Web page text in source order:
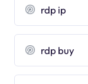
rdp ip
rdp buy